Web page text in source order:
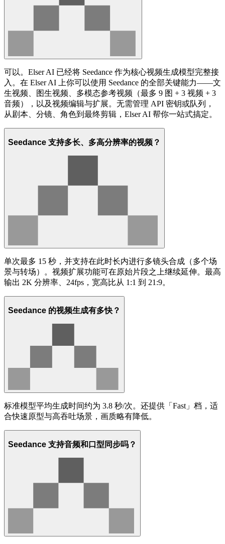
可以。Elser AI 已经将 Seedance 作为核心视频生成模型完整接
入。在 Elser AI 上你可以使用 Seedance 的全部关键能力——文
生视频、图生视频、多模态参考视频（最多 9 图 + 3 视频 + 3
音频），以及视频编辑与扩展。无需管理 API 密钥或队列，
从剧本、分镜、角色到最终剪辑，Elser AI 帮你一站式搞定。
Seedance 支持多长、多高分辨率的视频？
单次最多 15 秒，并支持在此时长内进行多镜头合成（多个场
景与转场）。视频扩展功能可在原始片段之上继续延伸。最高
输出 2K 分辨率、24fps，宽高比从 1:1 到 21:9。
Seedance 的视频生成有多快？
标准模型平均生成时间约为 3.8 秒/次。还提供「Fast」档，适
合快速原型与高吞吐场景，画质略有降低。
Seedance 支持音频和口型同步吗？